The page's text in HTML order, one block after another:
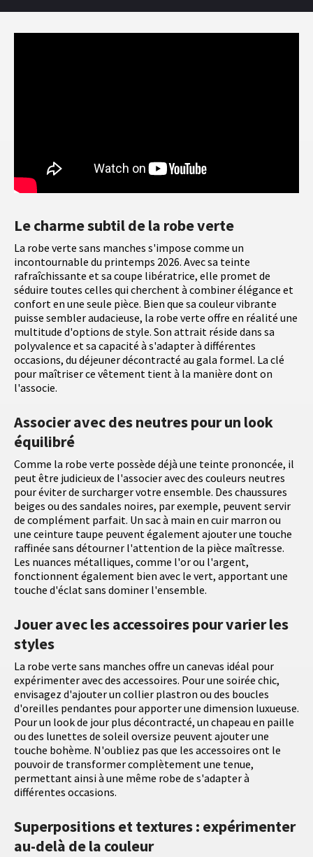
Le charme subtil de la robe verte
La robe verte sans manches s'impose comme un
incontournable du printemps 2026. Avec sa teinte
rafraîchissante et sa coupe libératrice, elle promet de
séduire toutes celles qui cherchent à combiner élégance et
confort en une seule pièce. Bien que sa couleur vibrante
puisse sembler audacieuse, la robe verte offre en réalité une
multitude d'options de style. Son attrait réside dans sa
polyvalence et sa capacité à s'adapter à différentes
occasions, du déjeuner décontracté au gala formel. La clé
pour maîtriser ce vêtement tient à la manière dont on
l'associe.
Associer avec des neutres pour un look
équilibré
Comme la robe verte possède déjà une teinte prononcée, il
peut être judicieux de l'associer avec des couleurs neutres
pour éviter de surcharger votre ensemble. Des chaussures
beiges ou des sandales noires, par exemple, peuvent servir
de complément parfait. Un sac à main en cuir marron ou
une ceinture taupe peuvent également ajouter une touche
raffinée sans détourner l'attention de la pièce maîtresse.
Les nuances métalliques, comme l'or ou l'argent,
fonctionnent également bien avec le vert, apportant une
touche d'éclat sans dominer l'ensemble.
Jouer avec les accessoires pour varier les
styles
La robe verte sans manches offre un canevas idéal pour
expérimenter avec des accessoires. Pour une soirée chic,
envisagez d'ajouter un collier plastron ou des boucles
d'oreilles pendantes pour apporter une dimension luxueuse.
Pour un look de jour plus décontracté, un chapeau en paille
ou des lunettes de soleil oversize peuvent ajouter une
touche bohème. N'oubliez pas que les accessoires ont le
pouvoir de transformer complètement une tenue,
permettant ainsi à une même robe de s'adapter à
différentes occasions.
Superpositions et textures : expérimenter
au-delà de la couleur